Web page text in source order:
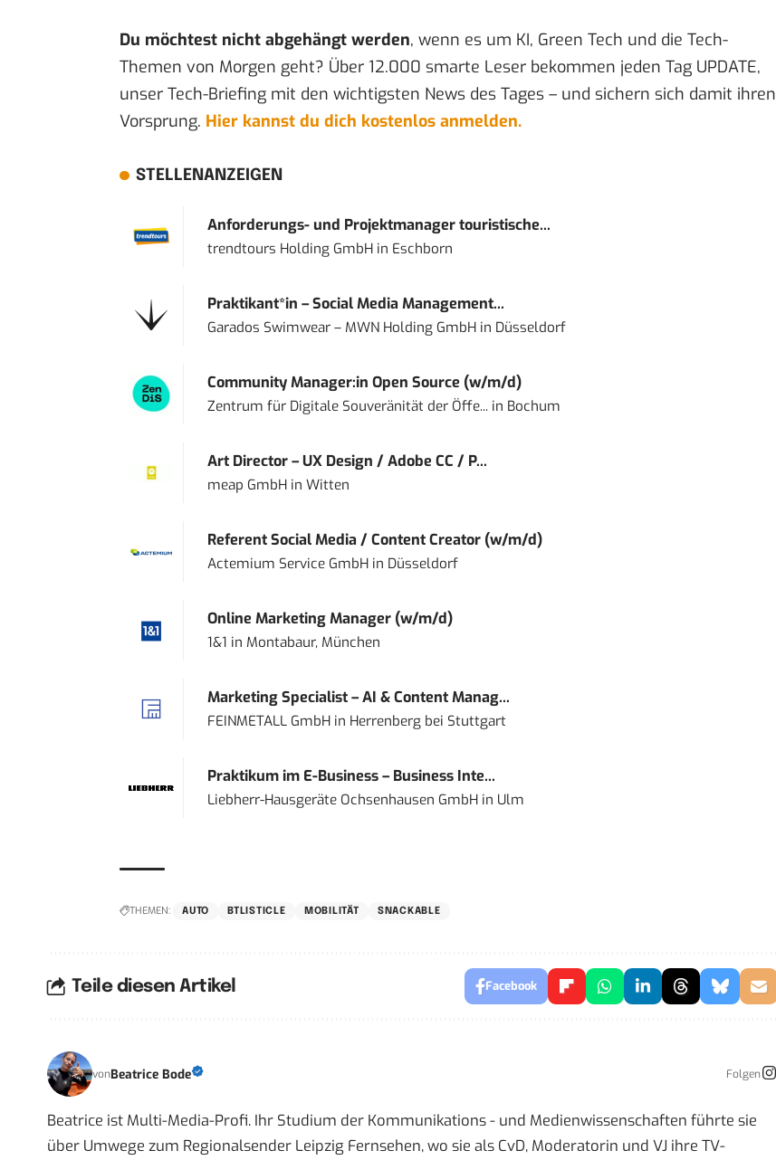
Du möchtest nicht abgehängt werden, wenn es um KI, Green Tech und die Tech-
Themen von Morgen geht? Über 12.000 smarte Leser bekommen jeden Tag UPDATE,
unser Tech-Briefing mit den wichtigsten News des Tages – und sichern sich damit ihren
Vorsprung. Hier kannst du dich kostenlos anmelden.
STELLENANZEIGEN
Anforderungs- und Projektmanager touristische...
trendtours Holding GmbHin Eschborn
Praktikant*in – Social Media Management...
Garados Swimwear – MWN Holding GmbHin Düsseldorf
Community Manager:in Open Source (w/m/d)
Zentrum für Digitale Souveränität der Öffe...in Bochum
Art Director – UX Design / Adobe CC / P...
meap GmbHin Witten
Referent Social Media / Content Creator (w/m/d)
Actemium Service GmbHin Düsseldorf
Online Marketing Manager (w/m/d)
1&1 in Montabaur, München
Marketing Specialist – AI & Content Manag...
FEINMETALL GmbHin Herrenberg bei Stuttgart
Praktikum im E-Business – Business Inte...
Liebherr-Hausgeräte Ochsenhausen GmbHin Ulm
THEMEN: AUTO BTLISTICLE MOBILITÄT SNACKABLE
Teile diesen Artikel Facebook
vonBeatrice Bode Folgen
Beatrice ist Multi-Media-Profi. Ihr Studium der Kommunikations - und Medienwissenschaften führte sie
über Umwege zum Regionalsender Leipzig Fernsehen, wo sie als CvD, Moderatorin und VJ ihre TV-